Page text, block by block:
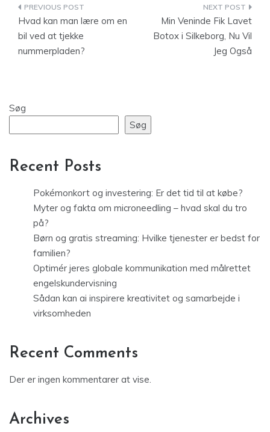
Indlægsnavigation
Hvad kan man lære om en
bil ved at tjekke
nummerpladen?
Min Veninde Fik Lavet
Botox i Silkeborg, Nu Vil
Jeg Også
Søg
Søg
Recent Posts
Pokémonkort og investering: Er det tid til at købe?
Myter og fakta om microneedling – hvad skal du tro
på?
Børn og gratis streaming: Hvilke tjenester er bedst for
familien?
Optimér jeres globale kommunikation med målrettet
engelskundervisning
Sådan kan ai inspirere kreativitet og samarbejde i
virksomheden
Recent Comments
Der er ingen kommentarer at vise.
Archives